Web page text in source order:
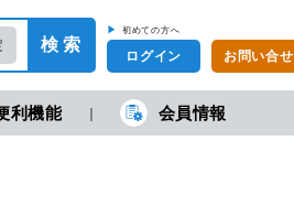
検 索
▶ 初めての方へ
ログイン
お問い合せ
額合計： 円 (税抜) 円(税込)
利機能 会員情報